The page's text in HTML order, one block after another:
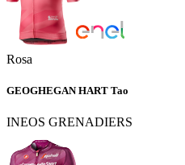
Rosa
GEOGHEGAN HART Tao
INEOS GRENADIERS